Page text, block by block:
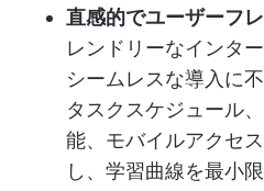
直感的でユーザーフ
レンドリーなインタ
シームレスな導入に
タスクスケジュール
能、モバイルアクセ
し、学習曲線を最小